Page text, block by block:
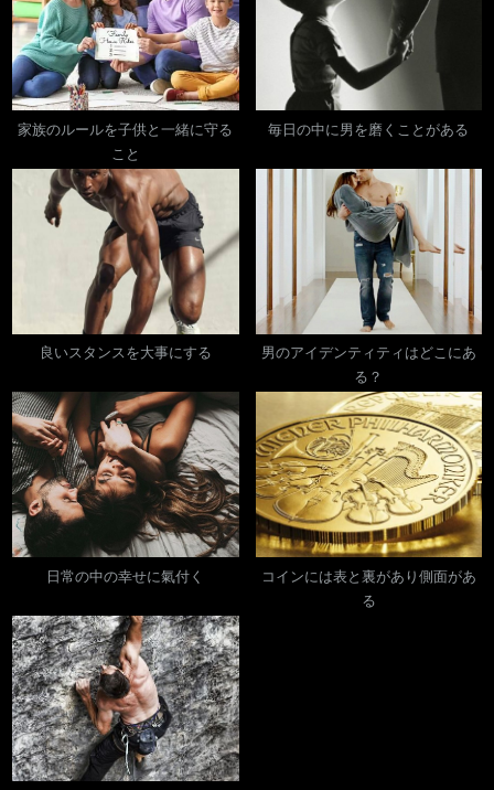
家族のルールを子供と一緒に守る
こと
毎日の中に男を磨くことがある
良いスタンスを大事にする
男のアイデンティティはどこにあ
る？
日常の中の幸せに氣付く
コインには表と裏があり側面があ
る